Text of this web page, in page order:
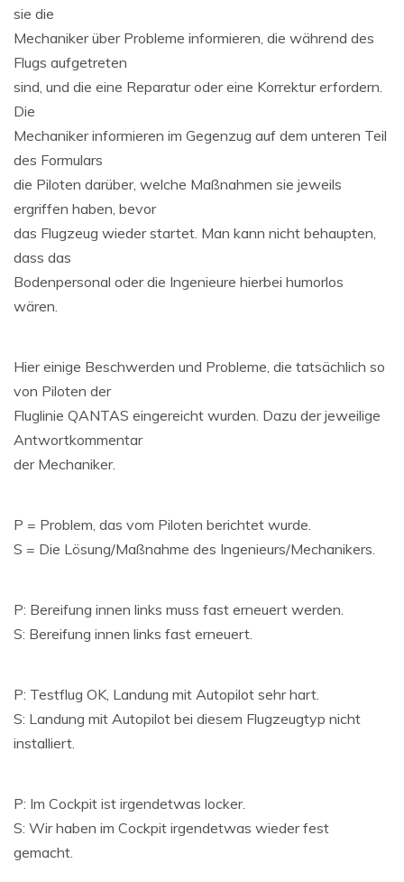
sie die
Mechaniker über Probleme informieren, die während des
Flugs aufgetreten
sind, und die eine Reparatur oder eine Korrektur erfordern.
Die
Mechaniker informieren im Gegenzug auf dem unteren Teil
des Formulars
die Piloten darüber, welche Maßnahmen sie jeweils
ergriffen haben, bevor
das Flugzeug wieder startet. Man kann nicht behaupten,
dass das
Bodenpersonal oder die Ingenieure hierbei humorlos
wären.
Hier einige Beschwerden und Probleme, die tatsächlich so
von Piloten der
Fluglinie QANTAS eingereicht wurden. Dazu der jeweilige
Antwortkommentar
der Mechaniker.
P = Problem, das vom Piloten berichtet wurde.
S = Die Lösung/Maßnahme des Ingenieurs/Mechanikers.
P: Bereifung innen links muss fast erneuert werden.
S: Bereifung innen links fast erneuert.
P: Testflug OK, Landung mit Autopilot sehr hart.
S: Landung mit Autopilot bei diesem Flugzeugtyp nicht
installiert.
P: Im Cockpit ist irgendetwas locker.
S: Wir haben im Cockpit irgendetwas wieder fest
gemacht.